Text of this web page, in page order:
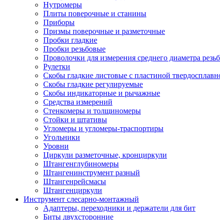
Нутромеры
Плиты поверочные и станины
Приборы
Призмы поверочные и разметочные
Пробки гладкие
Пробки резьбовые
Проволочки для измерения среднего диаметра
Рулетки
Скобы гладкие листовые с пластиной
Скобы гладкие регулируемые
Скобы индикаторные и рычажные
Средства измерений
Стенкомеры и толщиномеры
Стойки и штативы
Угломеры и угломеры-траспортиры
Угольники
Уровни
Циркули разметочные, кронциркули
Штангенглубиномеры
Штангенинструмент разный
Штангенрейсмасы
Штангенциркули
Инструмент слесарно-монтажный
Адаптеры, переходники и держатели для бит
Биты двухсторонние